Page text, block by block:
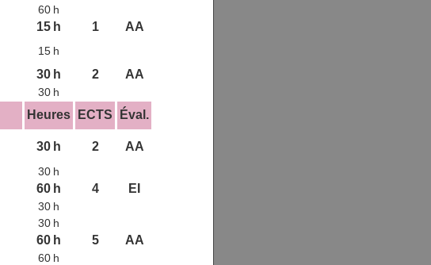
60 h
15 h 1 AA
15 h
30 h 2 AA
30 h
Heures ECTS
Éval.
30 h 2 AA
30 h
60 h 4 EI
30 h
30 h
60 h 5 AA
60 h